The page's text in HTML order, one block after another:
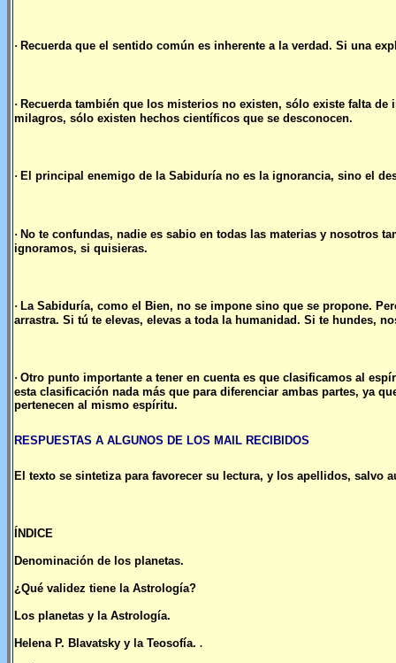
· Recuerda que el sentido común es inherente a la verdad. Si una
· Recuerda también que los misterios no existen, sólo existe falta
milagros, sólo existen hechos científicos que se desconocen.
· El principal enemigo de la Sabiduría no es la ignorancia, sino el
· No te confundas, nadie es sabio en todas las materias y nosotros
ignoramos, si quisieras.
· La Sabiduría, como el Bien, no se impone sino que se propone.
arrastra. Si tú te elevas, elevas a toda la humanidad. Si te hundes,
· Otro punto importante a tener en cuenta es que clasificamos al
esta clasificación nada más que para diferenciar ambas partes, ya
pertenecen al mismo espíritu.
RESPUESTAS A ALGUNOS DE LOS MAIL RECIBIDOS
El texto se sintetiza para favorecer su lectura, y los apellidos, salvo
ÍNDICE
Denominación de los planetas.
¿Qué validez tiene la Astrología?
Los planetas y la Astrología.
Helena P. Blavatsky y la Teosofía. .